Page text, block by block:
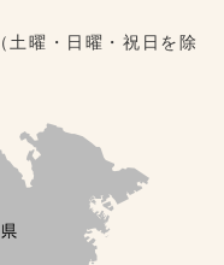
曜・日曜・祝日を除